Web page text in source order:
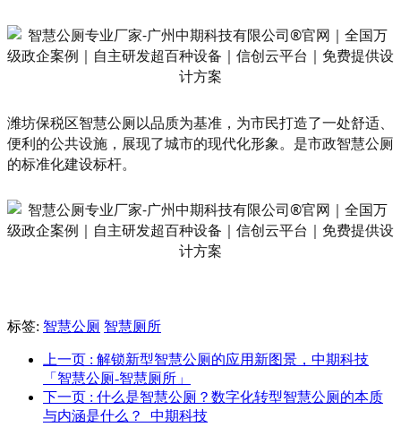
潍坊保税区智慧公厕以品质为基准，为市民打造了一处舒适、
便利的公共设施，展现了城市的现代化形象。是市政智慧公厕
的标准化建设标杆。
标签: 智慧公厕 智慧厕所
上一页 : 解锁新型智慧公厕的应用新图景，中期科技
「智慧公厕-智慧厕所」
下一页 : 什么是智慧公厕？数字化转型智慧公厕的本质
与内涵是什么？_中期科技